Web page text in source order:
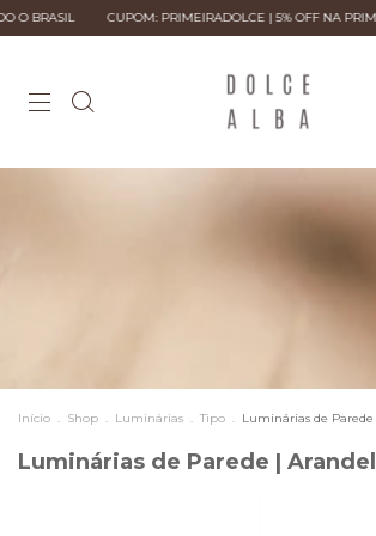
CUPOM: PRIMEIRADOLCE | 5% OFF NA PRIMEIRA
Início . Shop . Luminárias . Tipo . Luminárias de
Luminárias de Parede |